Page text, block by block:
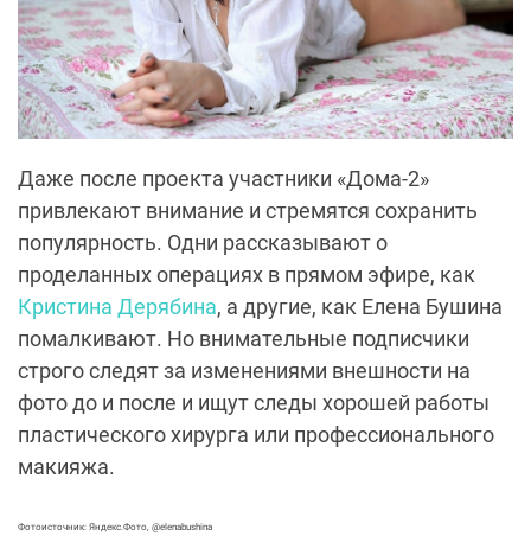
Даже после проекта участники «Дома-2»
привлекают внимание и стремятся сохранить
популярность. Одни рассказывают о
проделанных операциях в прямом эфире, как
Кристина Дерябина, а другие, как Елена Бушина
помалкивают. Но внимательные подписчики
строго следят за изменениями внешности на
фото до и после и ищут следы хорошей работы
пластического хирурга или профессионального
макияжа.
Фотоисточник: Яндекс.Фото, @elenabushina